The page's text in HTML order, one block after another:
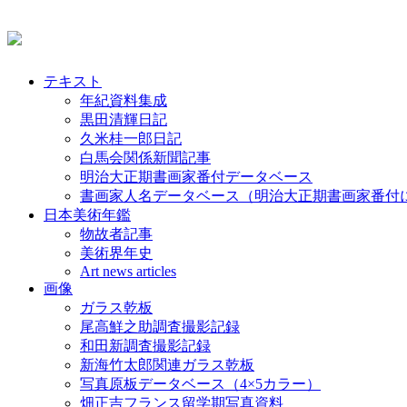
テキスト
年紀資料集成
黒田清輝日記
久米桂一郎日記
白馬会関係新聞記事
明治大正期書画家番付データベース
書画家人名データベース（明治大正期書画家番付
日本美術年鑑
物故者記事
美術界年史
Art news articles
画像
ガラス乾板
尾高鮮之助調査撮影記録
和田新調査撮影記録
新海竹太郎関連ガラス乾板
写真原板データベース（4×5カラー）
畑正吉フランス留学期写真資料